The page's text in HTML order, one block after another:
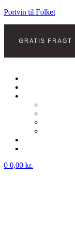
Portvin til Folket
GRATIS
Menu
0 0,00 kr.